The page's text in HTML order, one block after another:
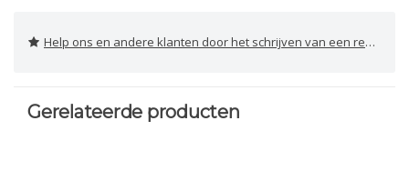
Help ons en andere klanten door het schrijven van een review
Gerelateerde producten